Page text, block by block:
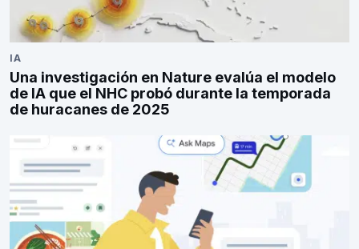
IA
Una investigación en Nature evalúa el modelo
de IA que el NHC probó durante la temporada
de huracanes de 2025